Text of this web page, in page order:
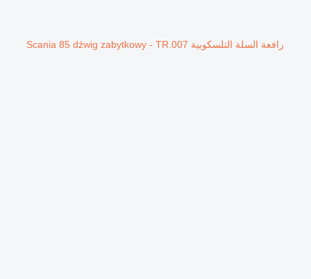
رافعة السلة التلسكوبية Scania 85 dźwig zabytkowy - TR.007